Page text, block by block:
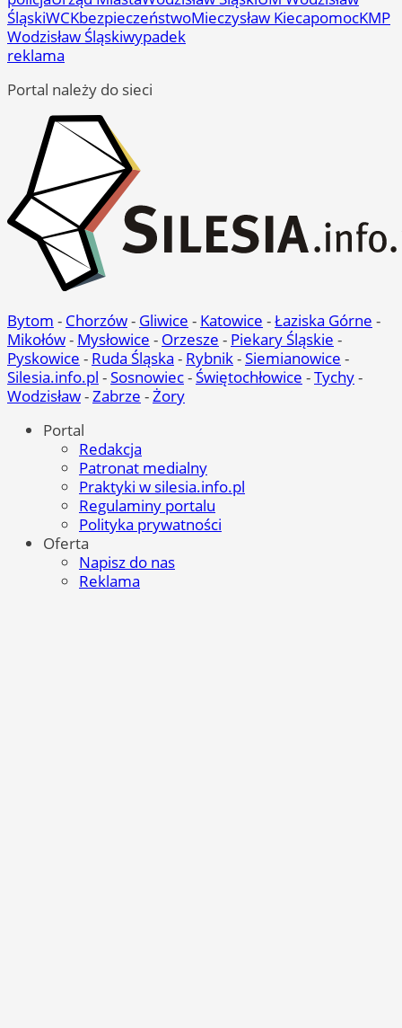
ŚląskiWCKbezpieczeństwoMieczysław KiecapomocKMP
Wodzisław Śląskiwypadek
reklama
Portal należy do sieci
Bytom - Chorzów- Gliwice - Katowice -Łaziska Górne -
Mikołów- Mysłowice - Orzesze - Piekary Śląskie -
Pyskowice - Ruda Śląska - Rybnik-Siemianowice -
Silesia.info.pl -Sosnowiec-Świętochłowice -Tychy-
Wodzisław-Zabrze -Żory
Portal
Redakcja
Patronat medialny
Praktyki w silesia.info.pl
Regulaminy portalu
Polityka prywatności
Oferta
Napisz do nas
Reklama